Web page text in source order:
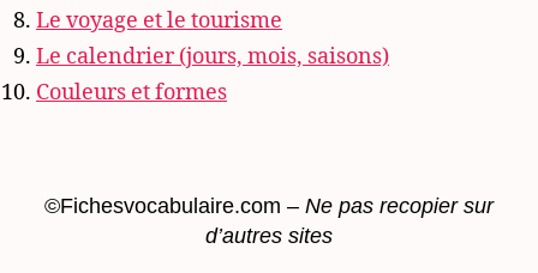
Le voyage et le tourisme
Le calendrier (jours, mois, saisons)
Couleurs et formes
©Fichesvocabulaire.com – Ne pas recopier sur
d’autres sites